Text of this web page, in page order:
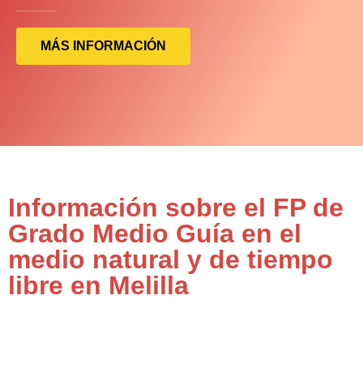
MÁS INFORMACIÓN
Información sobre el FP de
Grado Medio Guía en el
medio natural y de tiempo
libre en Melilla